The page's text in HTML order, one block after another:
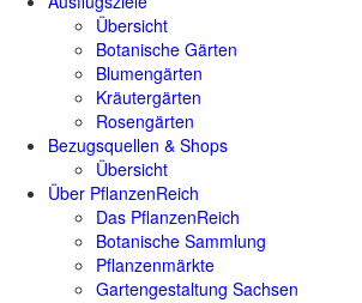
Übersicht
Botanische Gärten
Blumengärten
Kräutergärten
Rosengärten
Bezugsquellen & Shops
Übersicht
Über PflanzenReich
Das PflanzenReich
Botanische Sammlung
Pflanzenmärkte
Gartengestaltung Sachsen